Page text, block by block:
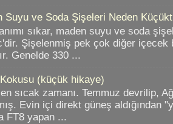
Suyu ve Soda Şişeleri Neden
sıkar, maden suyu ve soda
Şişelenmiş pek çok diğer içecek
Genelde 330 ...
(küçük hikaye)
en sıcak zamanı. Temmuz devrilip,
Evin içi direkt güneş aldığından
FT8 yapan ...